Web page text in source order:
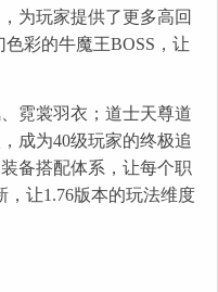
为玩家提供了更多高回
彩的牛魔王BOSS，让
霓裳羽衣；道士天尊道
成为40级玩家的终极追
备搭配体系，让每个职
，让1.76版本的玩法维度